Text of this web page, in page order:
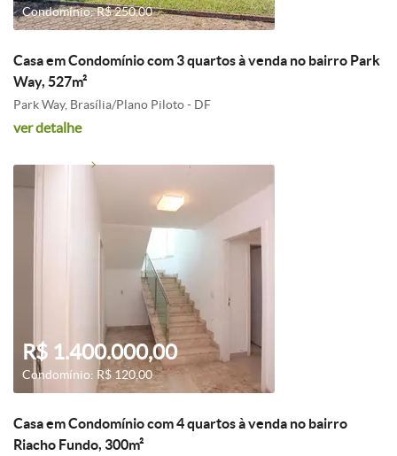
Condomínio: R$ 250,00
Casa em Condomínio com 3 quartos à venda no bairro Park
Way, 527m²
Park Way, Brasília/Plano Piloto - DF
ver detalhe
R$ 1.400.000,00
Condomínio: R$ 120,00
Casa em Condomínio com 4 quartos à venda no bairro
Riacho Fundo, 300m²